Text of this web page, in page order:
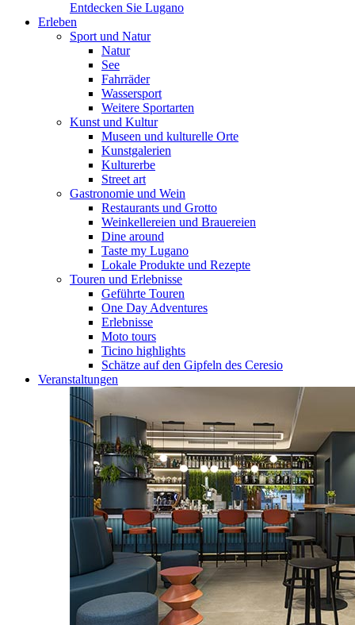
Entdecken Sie Lugano
Erleben
Sport und Natur
Natur
See
Fahrräder
Wassersport
Weitere Sportarten
Kunst und Kultur
Museen und kulturelle Orte
Kunstgalerien
Kulturerbe
Street art
Gastronomie und Wein
Restaurants und Grotto
Weinkellereien und Brauereien
Dine around
Taste my Lugano
Lokale Produkte und Rezepte
Touren und Erlebnisse
Geführte Touren
One Day Adventures
Erlebnisse
Moto tours
Ticino highlights
Schätze auf den Gipfeln des Ceresio
Veranstaltungen